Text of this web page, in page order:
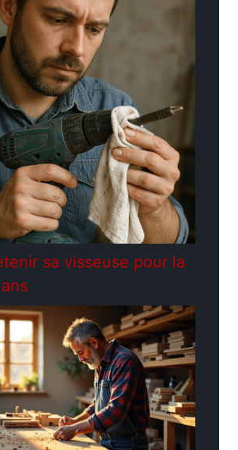
sa visseuse pour la